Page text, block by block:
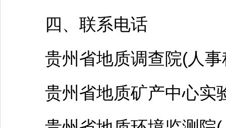
四、联系电话
贵州省地质调查院(人事
贵州省地质矿产中心实